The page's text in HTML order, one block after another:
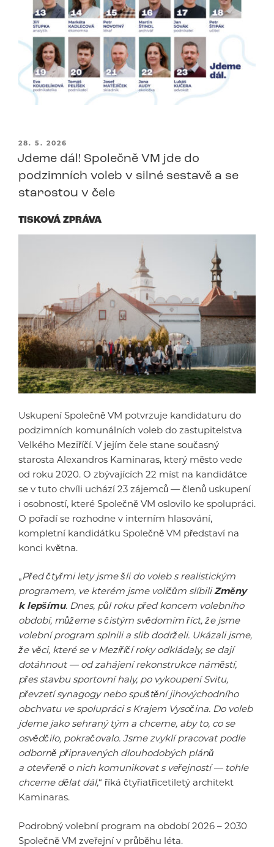
PUBLIKOVÁNO
28. 5. 2026
Jdeme dál! Společně VM jde do
podzimních voleb v silné sestavě a se
starostou v čele
TISKOVÁ ZPRÁVA
Uskupení Společně VM potvrzuje kandidaturu do
podzimních komunálních voleb do zastupitelstva
Velkého Meziříčí. V jejím čele stane současný
starosta Alexandros Kaminaras, který město vede
od roku 2020. O zbývajících 22 míst na kandidátce
se v tuto chvíli uchází 23 zájemců — členů uskupení
i osobností, které Společně VM oslovilo ke spolupráci.
O pořadí se rozhodne v interním hlasování,
kompletní kandidátku Společně VM představí na
konci května.
„Před čtyřmi lety jsme šli do voleb s realistickým
programem, ve kterém jsme voličům slíbiliZměny
k lepšímu. Dnes, půl roku před koncem volebního
období, můžeme s čistým svědomím říct, že jsme
volební program splnili a slib dodrželi. Ukázali jsme,
že věci, které se v Meziříčí roky odkládaly, se dají
dotáhnout — od zahájení rekonstrukce náměstí,
přes stavbu sportovní haly, po vykoupení Svitu,
převzetí synagogy nebo spuštění jihovýchodního
obchvatu ve spolupráci s Krajem Vysočina. Do voleb
jdeme jako sehraný tým a chceme, aby to, co se
osvědčilo, pokračovalo. Jsme zvyklí pracovat podle
odborně připravených dlouhodobých plánů
a otevřeně o nich komunikovat s veřejností — tohle
chceme dělat dál,“ říká čtyřiatřicetiletý architekt
Kaminaras.
Podrobný volební program na období 2026 – 2030
Společně VM zveřejní v průběhu léta.